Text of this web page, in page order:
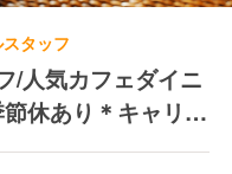
タッフ
/人気カフェダイニ
休あり＊キャリア